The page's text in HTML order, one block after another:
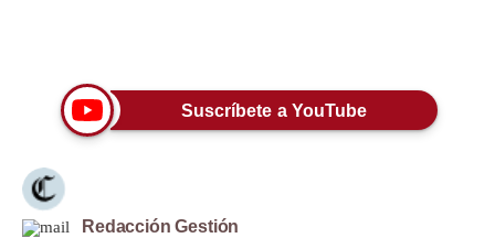
Viajes
Estilos
Suscríbete a YouTube
Redacción Gestión